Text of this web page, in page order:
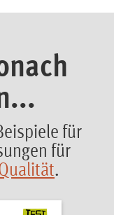
für
für
.